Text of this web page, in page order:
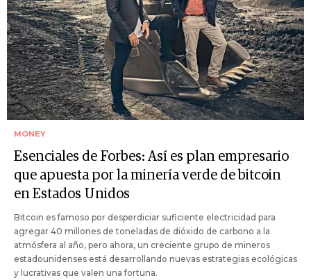
MONEY
Esenciales de Forbes: Así es plan empresario
que apuesta por la minería verde de bitcoin
en Estados Unidos
Bitcoin es famoso por desperdiciar suficiente electricidad para
agregar 40 millones de toneladas de dióxido de carbono a la
atmósfera al año, pero ahora, un creciente grupo de mineros
estadounidenses está desarrollando nuevas estrategias ecológicas
y lucrativas que valen una fortuna.